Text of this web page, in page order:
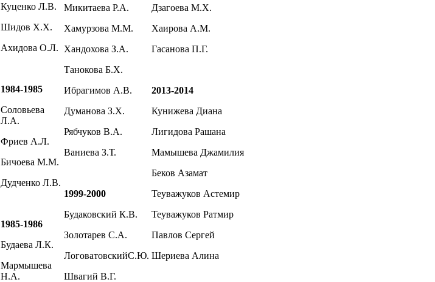
Куценко Л.В.
Шидов Х.Х.
Ахидова О.Л.
1984-1985
Соловьева
Л.А.
Фриев А.Л.
Бичоева М.М.
Дудченко Л.В.
1985-1986
Будаева Л.К.
Мармышева
Н.А.
Микитаева Р.А.
Хамурзова М.М.
Хандохова З.А.
Танокова Б.Х.
Ибрагимов А.В.
Думанова З.Х.
Рябчуков В.А.
Ваниева З.Т.
1999-2000
Будаковский К.В.
Золотарев С.А.
ЛоговатовскийС.Ю.
Швагий В.Г.
Дзагоева М.Х.
Хаирова А.М.
Гасанова П.Г.
2013-2014
Кунижева Диана
Лигидова Рашана
Мамышева Джамилия
Беков Азамат
Теуважуков Астемир
Теуважуков Ратмир
Павлов Сергей
Шериева Алина